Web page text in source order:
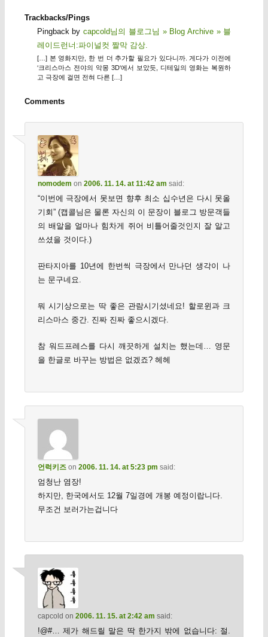
Trackbacks/Pings
Pingback bycapcold님의 블로그님 » Blog Archive » 블
레이드런너:파이널컷 짤막 감상.
[…] 본 영화지만, 한 번 더 추가할 필요가 있다니까. 게다가 이전에
‘크리스마스 전야의 악몽 3D‘에서 보았듯, 디테일의 영화는 복원하
고 극장에 걸면 전혀 다른 […]
Comments
nomodem on 2006. 11. 14. at 11:42 am said:
“이번에 극장에서 못보면 향후 최소 십수년은 다시 못올
기회” (캡콜님은 물론 자신의 이 문장이 블로그 방문객들
의 배알을 얼마나 힘차게 쥐어 비틀어줄것인지 잘 알고
쓰셨을 것이다.)
판타지아를 10년에 한번씩 극장에서 만나던 생각이 나
는 문구네요.
뭐 시기상으로는 딱 좋은 관람시기셨네요! 할로윈과 크
리스마스 중간. 진짜 진짜 좋으시겠다.
참 워드프레스를 다시 깨끗하게 설치는 했는데… 영문
을 한글로 바꾸는 방법은 없겠죠? 헤헤
언럭키즈on 2006. 11. 14. at 5:23 pm said:
엄청난 염장!
하지만, 한국에서도 12월 7일경에 개봉 예정이랍니다.
무조건 보러가는겁니다
capcold on 2006. 11. 15. at 2:42 am said:
!@#… 제가 해드릴 말은 딱 한가지 밖에 없습니다: 절.